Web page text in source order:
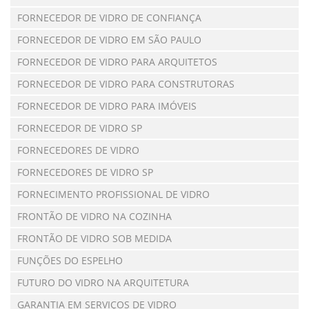
FORNECEDOR DE VIDRO DE CONFIANÇA
FORNECEDOR DE VIDRO EM SÃO PAULO
FORNECEDOR DE VIDRO PARA ARQUITETOS
FORNECEDOR DE VIDRO PARA CONSTRUTORAS
FORNECEDOR DE VIDRO PARA IMÓVEIS
FORNECEDOR DE VIDRO SP
FORNECEDORES DE VIDRO
FORNECEDORES DE VIDRO SP
FORNECIMENTO PROFISSIONAL DE VIDRO
FRONTÃO DE VIDRO NA COZINHA
FRONTÃO DE VIDRO SOB MEDIDA
FUNÇÕES DO ESPELHO
FUTURO DO VIDRO NA ARQUITETURA
GARANTIA EM SERVIÇOS DE VIDRO